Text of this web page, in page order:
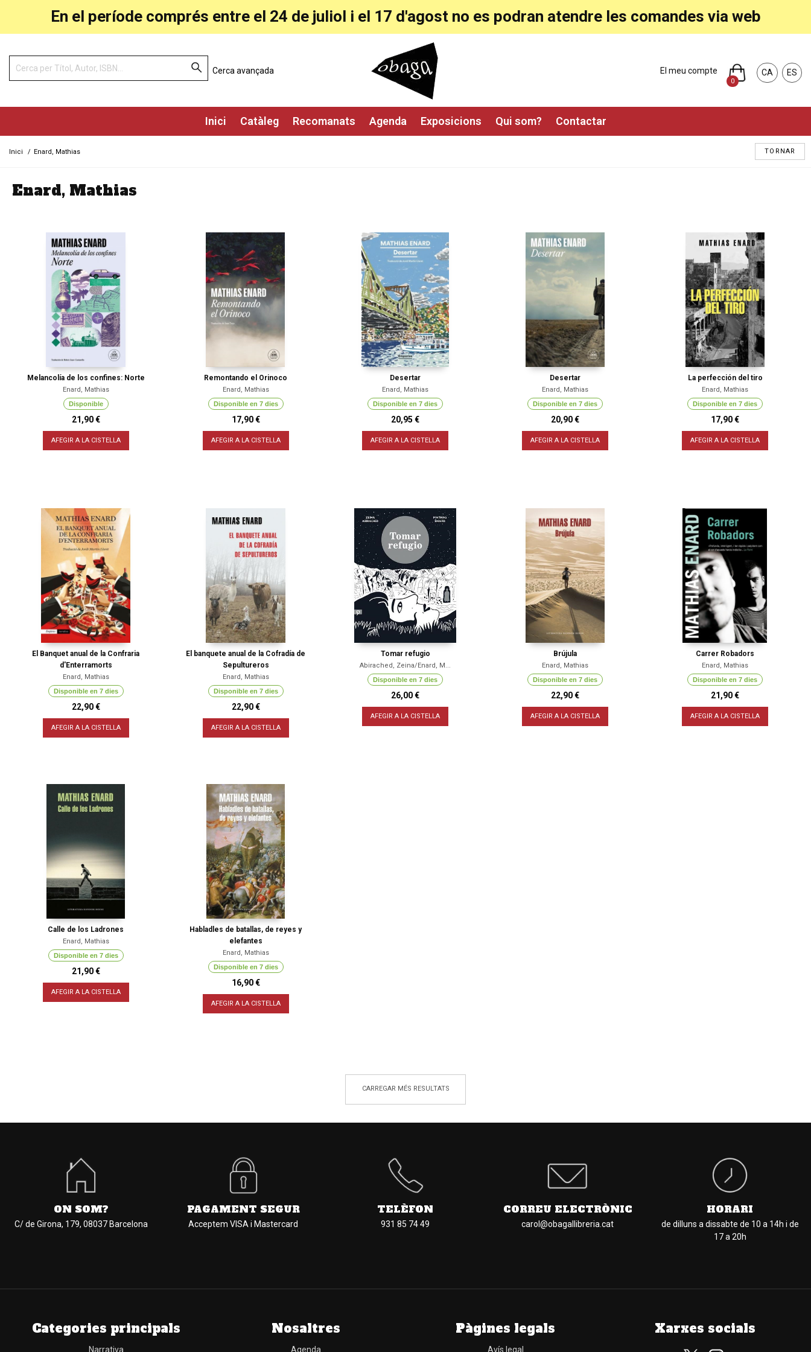
En el període comprés entre el 24 de juliol i el 17 d'agost no es podran atendre les comandes via web
CA ES
El meu compte
0
Inici Catàleg Recomanats Agenda Exposicions Qui som? Contactar
Cerca avançada
Inici / Enard, Mathias TORNAR
Enard, Mathias
Melancolía de los confines: Norte
Enard, Mathias
Disponible
21,90 €
AFEGIR A LA CISTELLA
Remontando el Orinoco
Enard, Mathias
Disponible en 7 dies
17,90 €
AFEGIR A LA CISTELLA
Desertar
Enard, Mathias
Disponible en 7 dies
20,95 €
AFEGIR A LA CISTELLA
Desertar
Enard, Mathias
Disponible en 7 dies
20,90 €
AFEGIR A LA CISTELLA
La perfección del tiro
Enard, Mathias
Disponible en 7 dies
17,90 €
AFEGIR A LA CISTELLA
El Banquet anual de la Confraria
d'Enterramorts
Enard, Mathias
Disponible en 7 dies
22,90 €
AFEGIR A LA CISTELLA
El banquete anual de la Cofradía de
Sepultureros
Enard, Mathias
Disponible en 7 dies
22,90 €
AFEGIR A LA CISTELLA
Tomar refugio
Abirached, Zeina/Enard, M...
Disponible en 7 dies
26,00 €
AFEGIR A LA CISTELLA
Brújula
Enard, Mathias
Disponible en 7 dies
22,90 €
AFEGIR A LA CISTELLA
Carrer Robadors
Enard, Mathias
Disponible en 7 dies
21,90 €
AFEGIR A LA CISTELLA
Calle de los Ladrones
Enard, Mathias
Disponible en 7 dies
21,90 €
AFEGIR A LA CISTELLA
Habladles de batallas, de reyes y
elefantes
Enard, Mathias
Disponible en 7 dies
16,90 €
AFEGIR A LA CISTELLA
CARREGAR MÉS RESULTATS
ON SOM?
C/ de Girona, 179, 08037 Barcelona
PAGAMENT SEGUR
Acceptem VISA i Mastercard
TELÈFON
931 85 74 49
CORREU ELECTRÒNIC
carol@obagallibreria.cat
HORARI
de dilluns a dissabte de 10 a 14h i de
17 a 20h
Categories principals
Narrativa
Nosaltres
Agenda
Pàgines legals
Avís legal
Xarxes socials